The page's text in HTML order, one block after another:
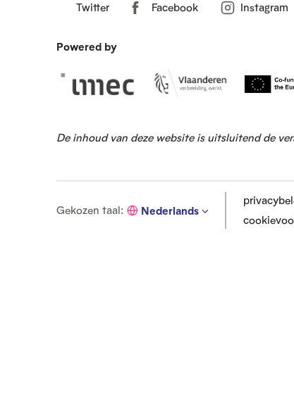
Twitter
Facebook Instagram
Powered by
De inhoud van deze website is uitsluitend de
Gekozen taal:
G
Nederlands